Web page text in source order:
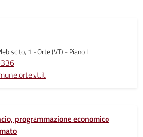
1 - Orte (VT) - Piano I
programmazione economico